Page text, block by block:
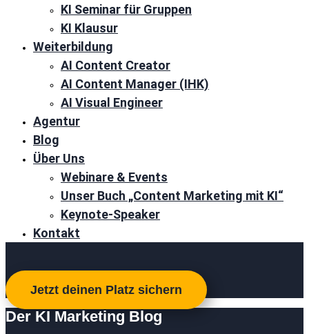
KI Seminar für Gruppen
KI Klausur
Weiterbildung
AI Content Creator
AI Content Manager (IHK)
AI Visual Engineer
Agentur
Blog
Über Uns
Webinare & Events
Unser Buch „Content Marketing mit KI“
Keynote-Speaker
Kontakt
Jetzt deinen Platz sichern
Der KI Marketing Blog